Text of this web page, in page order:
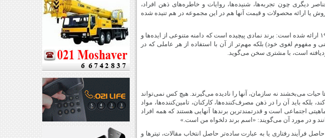
دیگری چون تجربه‌ها، شنیده‌ها، روایات و خاطره‌های ذهن افراد،
یا ارائه محصولات و قیمت آنها هم در این مجموعه در هم تنیده شده
در مجموع یکی از بهترین تعریف‌های برند توسط گارتنر و لوی در سال ۱۹۵۵ ارائه شده است: برند نمادی پیچیده است که دامنه متنوعی از ایده‌ها و
و مفهوم لغوی خود) بلکه مهم‌تر از آن با استفاده از هر عاملی که در
است، با مشتری سخن می‌گوید.
می‌بخشند نه سازمان، آنها را نادیده می‌گیرند. هیچ کس نمی‌تواند
بلکه باید آن را در ذهن مصرف‌کننده‌ها، کارکنان، تامین‌کننده‌ها، مواد
اجتماعی است و قدرتمندترین برندها آنهایی هستند که همه افراد
و در مورد آن می‌گویند: «اسم برند دلخواه من است.»
فرآیند رفتاری یا به عبارت ساده‌تر حاصل انتخاب مقالات، تیترها و